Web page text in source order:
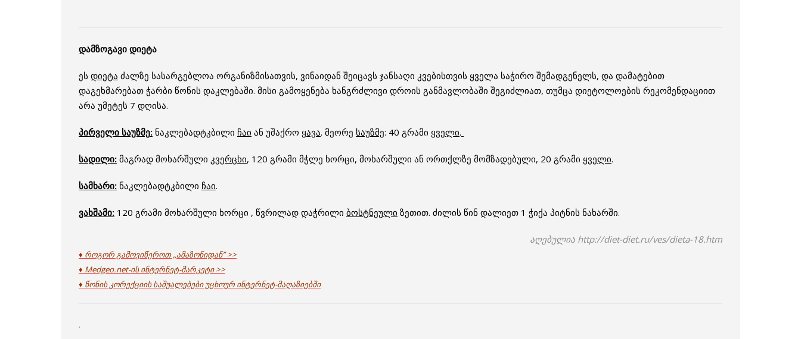
დამზოგავი დიეტა
ეს დიეტა ძალზე სასარგებლოა ორგანიზმისათვის, ვინაიდან შეიცავს ჯანსაღი კვებისთვის ყველა საჭირო შემადგენელს, და დამატებით
დაგეხმარებათ ჭარბი წონის დაკლებაში. მისი გამოყენება ხანგრძლივი დროის განმავლობაში შეგიძლიათ, თუმცა დიეტოლოების რეკომენდაციით
არა უმეტეს 7 დღისა.
პირველი საუზმე: ნაკლებადტკბილი ჩაი ან უშაქრო ყავა. მეორე საუზმე: 40 გრამი ყველი.
სადილი: მაგრად მოხარშული კვერცხი, 120 გრამი მჭლე ხორცი, მოხარშული ან ორთქლზე მომზადებული, 20 გრამი ყველი.
სამხარი: ნაკლებადტკბილი ჩაი.
ვახშამი: 120 გრამი მოხარშული ხორცი , წვრილად დაჭრილი ბოსტნეული ზეთით. ძილის წინ დალიეთ 1 ჭიქა პიტნის ნახარში.
აღებულია http://diet-diet.ru/ves/dieta-18.htm
♦ როგორ გამოვიწეროთ ,,ამაზონიდან” >>
♦ Medgeo.net-ის ინტერნეტ-მარკეტი >>
♦ წონის კორექციის საშუალებები უცხოურ ინტერნეტ-მაღაზიებში
.